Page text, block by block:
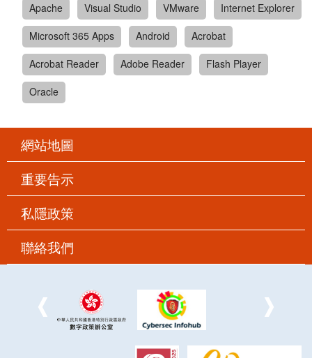
Apache
Visual Studio VMware
Internet Explorer
Microsoft 365 Apps
Android
Acrobat
Acrobat Reader
Adobe Reader
Flash Player
Oracle
網站地圖
重要告示
私隱政策
聯絡我們